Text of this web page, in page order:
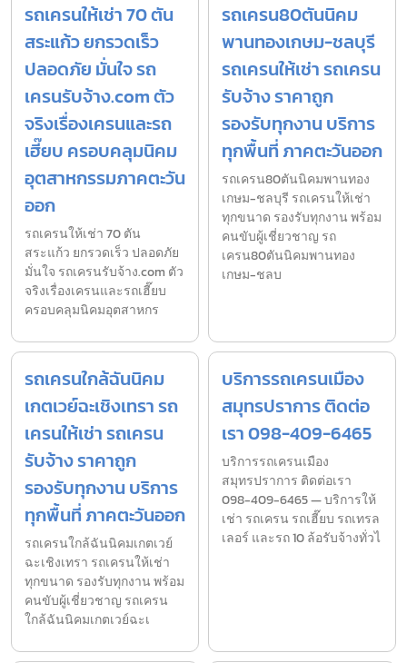
รถเครนให้เช่า 70 ตัน
สระแก้ว ยกรวดเร็ว
ปลอดภัย มั่นใจ รถ
เครนรับจ้าง.com ตัว
จริงเรื่องเครนและรถ
เฮี๊ยบ ครอบคลุมนิคม
อุตสาหกรรมภาคตะวัน
ออก
รถเครนให้เช่า 70 ตัน
สระแก้ว ยกรวดเร็ว ปลอดภัย
มั่นใจ รถเครนรับจ้าง.com ตัว
จริงเรื่องเครนและรถเฮี๊ยบ
ครอบคลุมนิคมอุตสาหกร
รถเครน80ตันนิคม
พานทองเกษม-ชลบุรี
รถเครนให้เช่า รถเครน
รับจ้าง ราคาถูก
รองรับทุกงาน บริการ
ทุกพื้นที่ ภาคตะวันออก
รถเครน80ตันนิคมพานทอง
เกษม-ชลบุรี รถเครนให้เช่า
ทุกขนาด รองรับทุกงาน พร้อม
คนขับผู้เชี่ยวชาญ รถ
เครน80ตันนิคมพานทอง
เกษม-ชลบ
รถเครนใกล้ฉันนิคม
เกตเวย์ฉะเชิงเทรา รถ
เครนให้เช่า รถเครน
รับจ้าง ราคาถูก
รองรับทุกงาน บริการ
ทุกพื้นที่ ภาคตะวันออก
รถเครนใกล้ฉันนิคมเกตเวย์
ฉะเชิงเทรา รถเครนให้เช่า
ทุกขนาด รองรับทุกงาน พร้อม
คนขับผู้เชี่ยวชาญ รถเครน
ใกล้ฉันนิคมเกตเวย์ฉะเ
บริการรถเครนเมือง
สมุทรปราการ ติดต่อ
เรา 098-409-6465
บริการรถเครนเมือง
สมุทรปราการ ติดต่อเรา
098-409-6465 — บริการให้
เช่า รถเครน รถเฮี๊ยบ รถเทรล
เลอร์ และรถ 10 ล้อรับจ้างทั่วไ